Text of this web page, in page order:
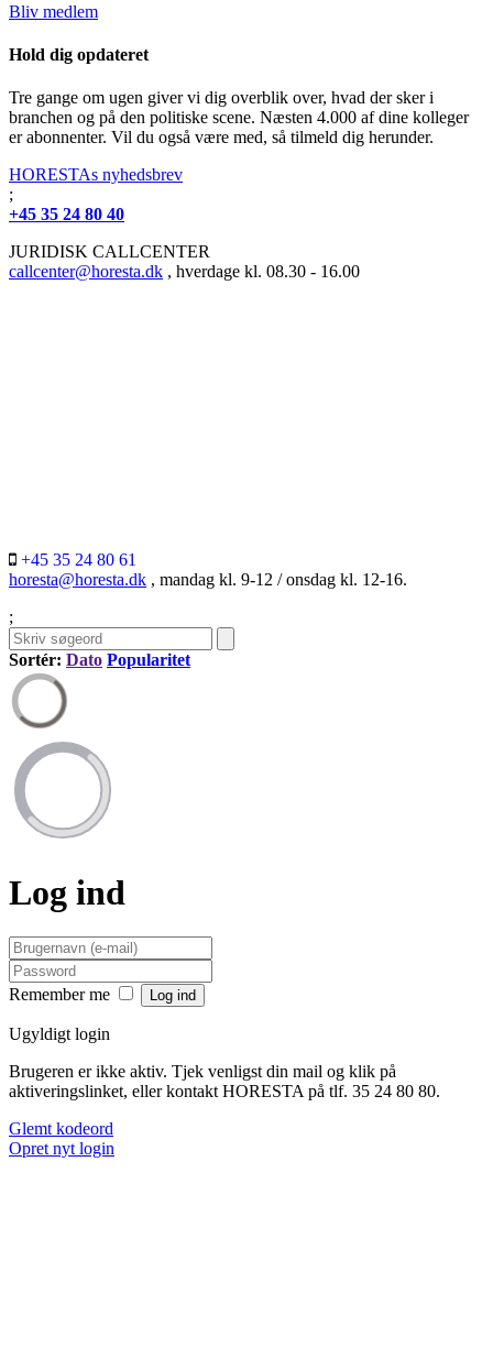
Bliv medlem
Hold dig opdateret
Tre gange om ugen giver vi dig overblik over, hvad der sker i
branchen og på den politiske scene. Næsten 4.000 af dine kolleger
er abonnenter. Vil du også være med, så tilmeld dig herunder.
HORESTAs nyhedsbrev
;
+45 35 24 80 40
JURIDISK CALLCENTER
callcenter@horesta.dk , hverdage kl. 08.30 - 16.00
+45 35 24 80 61
horesta@horesta.dk , mandag kl. 9-12 / onsdag kl. 12-16.
;
Sortér: Dato Popularitet
Log ind
Remember me
Ugyldigt login
Brugeren er ikke aktiv. Tjek venligst din mail og klik på
aktiveringslinket, eller kontakt HORESTA på tlf. 35 24 80 80.
Glemt kodeord
Opret nyt login